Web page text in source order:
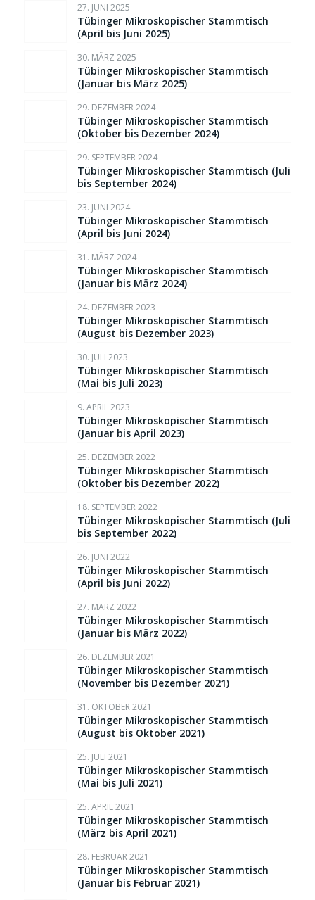
27. JUNI 2025
Tübinger Mikroskopischer Stammtisch
(April bis Juni 2025)
30. MÄRZ 2025
Tübinger Mikroskopischer Stammtisch
(Januar bis März 2025)
29. DEZEMBER 2024
Tübinger Mikroskopischer Stammtisch
(Oktober bis Dezember 2024)
29. SEPTEMBER 2024
Tübinger Mikroskopischer Stammtisch (Juli
bis September 2024)
23. JUNI 2024
Tübinger Mikroskopischer Stammtisch
(April bis Juni 2024)
31. MÄRZ 2024
Tübinger Mikroskopischer Stammtisch
(Januar bis März 2024)
24. DEZEMBER 2023
Tübinger Mikroskopischer Stammtisch
(August bis Dezember 2023)
30. JULI 2023
Tübinger Mikroskopischer Stammtisch
(Mai bis Juli 2023)
9. APRIL 2023
Tübinger Mikroskopischer Stammtisch
(Januar bis April 2023)
25. DEZEMBER 2022
Tübinger Mikroskopischer Stammtisch
(Oktober bis Dezember 2022)
18. SEPTEMBER 2022
Tübinger Mikroskopischer Stammtisch (Juli
bis September 2022)
26. JUNI 2022
Tübinger Mikroskopischer Stammtisch
(April bis Juni 2022)
27. MÄRZ 2022
Tübinger Mikroskopischer Stammtisch
(Januar bis März 2022)
26. DEZEMBER 2021
Tübinger Mikroskopischer Stammtisch
(November bis Dezember 2021)
31. OKTOBER 2021
Tübinger Mikroskopischer Stammtisch
(August bis Oktober 2021)
25. JULI 2021
Tübinger Mikroskopischer Stammtisch
(Mai bis Juli 2021)
25. APRIL 2021
Tübinger Mikroskopischer Stammtisch
(März bis April 2021)
28. FEBRUAR 2021
Tübinger Mikroskopischer Stammtisch
(Januar bis Februar 2021)